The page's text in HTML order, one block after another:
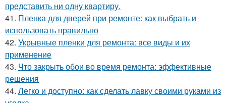
представить ни одну квартиру.
41. Пленка для дверей при ремонте: как выбрать и
использовать правильно
42. Укрывные пленки для ремонта: все виды и их
применение
43. Что закрыть обои во время ремонта: эффективные
решения
44. Легко и доступно: как сделать лавку своими руками из